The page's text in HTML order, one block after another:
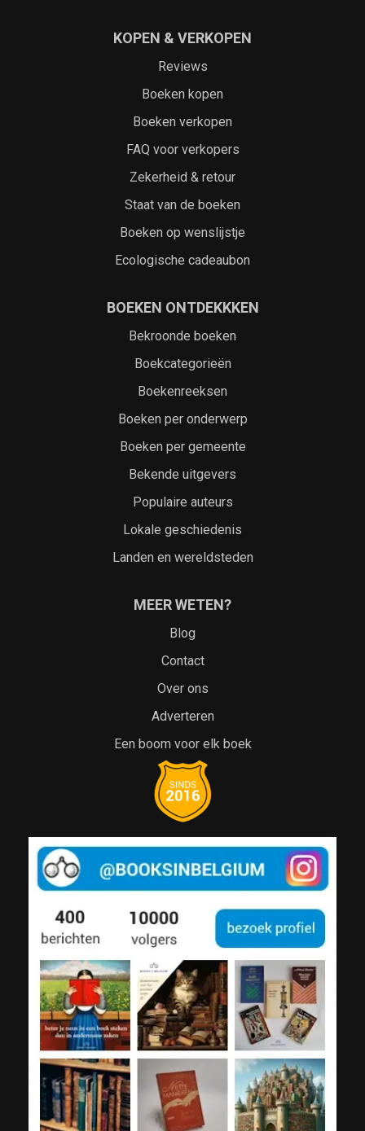
KOPEN & VERKOPEN
Reviews
Boeken kopen
Boeken verkopen
FAQ voor verkopers
Zekerheid & retour
Staat van de boeken
Boeken op wenslijstje
Ecologische cadeaubon
BOEKEN ONTDEKKKEN
Bekroonde boeken
Boekcategorieën
Boekenreeksen
Boeken per onderwerp
Boeken per gemeente
Bekende uitgevers
Populaire auteurs
Lokale geschiedenis
Landen en wereldsteden
MEER WETEN?
Blog
Contact
Over ons
Adverteren
Een boom voor elk boek